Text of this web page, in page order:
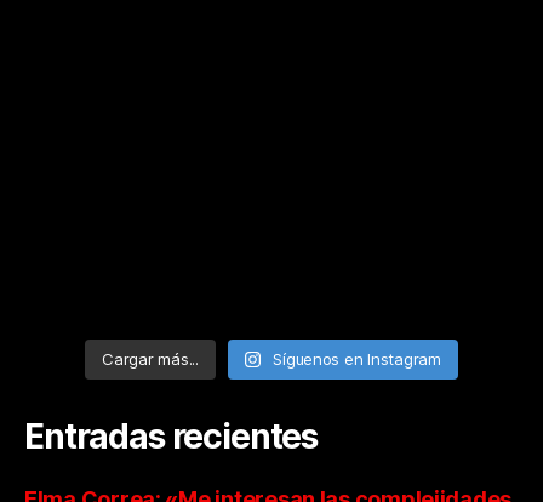
Cargar más... Síguenos en Instagram
Entradas recientes